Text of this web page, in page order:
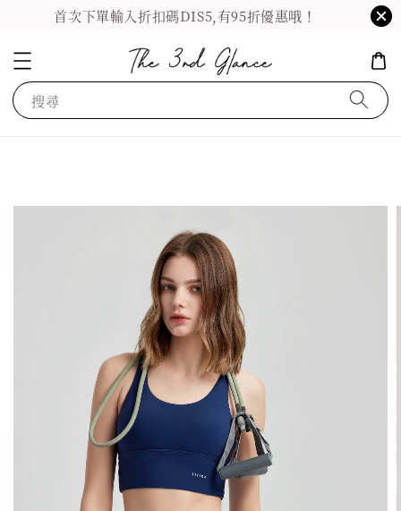
首次下單輸入折扣碼DIS5,有95折優惠哦！
搜尋